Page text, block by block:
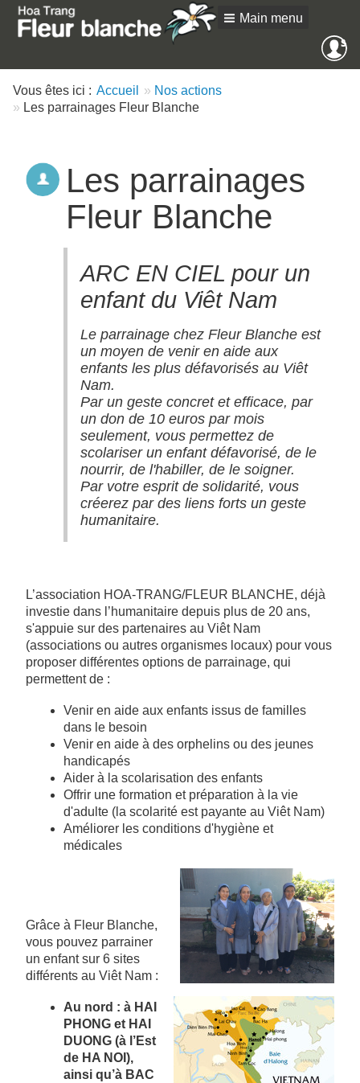
Main menu
SE
Vous êtes ici : Accueil
Nos actions
Les parrainages Fleur Blanche
Les parrainages
Fleur Blanche
ARC EN CIEL pour un
enfant du Viêt Nam
Le parrainage chez Fleur Blanche est
un moyen de venir en aide aux
enfants les plus défavorisés au Viêt
Nam.
Par un geste concret et efficace, par
un don de 10 euros par mois
seulement, vous permettez de
scolariser un enfant défavorisé, de le
nourrir, de l'habiller, de le soigner.
Par votre esprit de solidarité, vous
créerez par des liens forts un geste
humanitaire.
L’association HOA-TRANG/FLEUR BLANCHE, déjà
investie dans l’humanitaire depuis plus de 20 ans,
s'appuie sur des partenaires au Viêt Nam
(associations ou autres organismes locaux) pour vous
proposer différentes options de parrainage, qui
permettent de :
Venir en aide aux enfants issus de familles
dans le besoin
Venir en aide à des orphelins ou des jeunes
handicapés
Aider à la scolarisation des enfants
Offrir une formation et préparation à la vie
d'adulte (la scolarité est payante au Viêt Nam)
Améliorer les conditions d'hygiène et
médicales
Grâce à Fleur Blanche,
vous pouvez parrainer
un enfant sur 6 sites
différents au Viêt Nam :
Au nord : à HAI
PHONG et HAI
DUONG (à l’Est
de HA NOI),
ainsi qu’à BAC